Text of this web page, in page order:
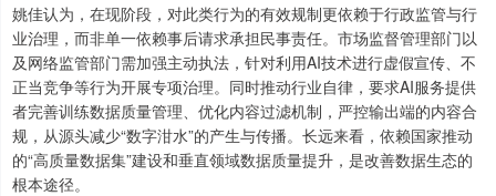
姚佳认为，在现阶段，对此类行为的有效规制更依赖于行政监管与行
业治理，而非单一依赖事后请求承担民事责任。市场监督管理部门以
及网络监管部门需加强主动执法，针对利用AI技术进行虚假宣传、不
正当竞争等行为开展专项治理。同时推动行业自律，要求AI服务提供
者完善训练数据质量管理、优化内容过滤机制，严控输出端的内容合
规，从源头减少“数字泔水”的产生与传播。长远来看，依赖国家推动
的“高质量数据集”建设和垂直领域数据质量提升，是改善数据生态的
根本途径。